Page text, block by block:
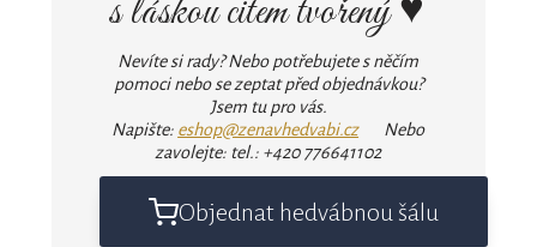
s láskou citem tvořený ♥
Nevíte si rady? Nebo potřebujete s něčím
pomoci nebo se zeptat před objednávkou?
Jsem tu pro vás.
Napište: eshop@zenavhedvabi.czNebo
zavolejte: tel.: +420 776641102
Objednat hedvábnou šálu